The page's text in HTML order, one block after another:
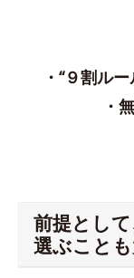
・“９割ル
・
前提とし
選ぶこと